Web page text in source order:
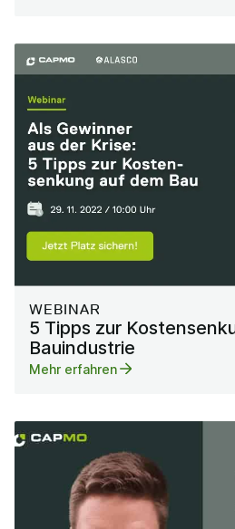
WEBINAR
5 Tipps zur
Bauindustrie
Mehr erfahren